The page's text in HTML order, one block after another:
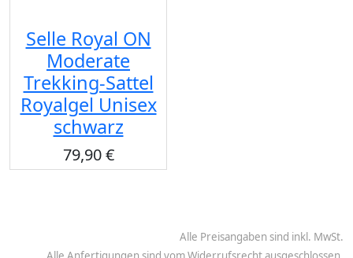
Selle Royal ON
Moderate
Trekking-Sattel
Royalgel Unisex
schwarz
79,90 €
Alle Preisangaben sind inkl. MwSt.